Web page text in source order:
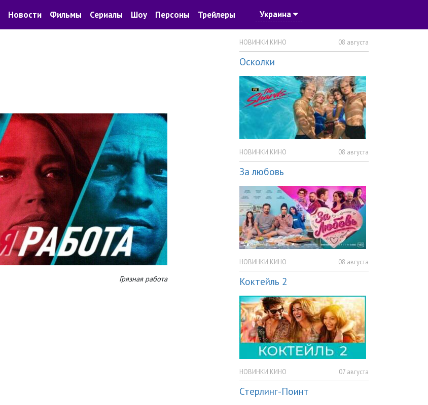
Новости Фильмы Сериалы Шоу Персоны Трейлеры Украина
Грязная работа
НОВИНКИ КИНО 08 августа
Осколки
НОВИНКИ КИНО 08 августа
За любовь
НОВИНКИ КИНО 08 августа
Коктейль 2
НОВИНКИ КИНО 07 августа
Стерлинг-Поинт